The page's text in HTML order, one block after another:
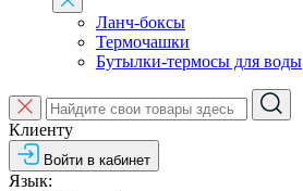
Ланч-боксы
Термочашки
Бутылки-термосы для воды
Клиенту
Войти в кабинет
Язык: